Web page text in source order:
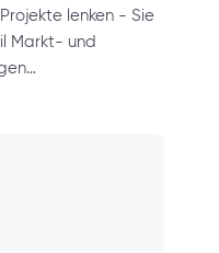
lenken - Sie
Markt- und